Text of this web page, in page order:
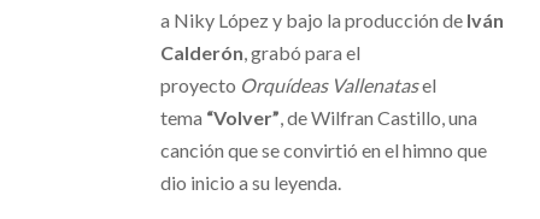
a Niky López y bajo la producción de Iván
Calderón, grabó para el
proyecto Orquídeas Vallenatasel
tema “Volver”, de Wilfran Castillo, una
canción que se convirtió en el himno que
dio inicio a su leyenda.